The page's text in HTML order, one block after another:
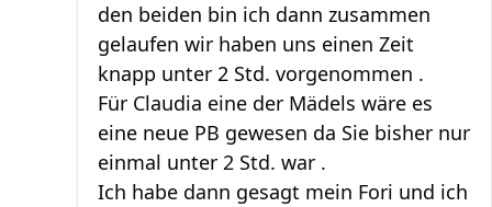
den beiden bin ich dann zusammen
gelaufen wir haben uns einen Zeit
knapp unter 2 Std. vorgenommen .
Für Claudia eine der Mädels wäre es
eine neue PB gewesen da Sie bisher nur
einmal unter 2 Std. war .
Ich habe dann gesagt mein Fori und ich